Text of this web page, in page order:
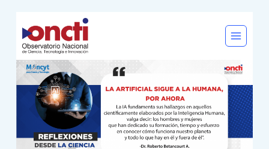
al
contenido